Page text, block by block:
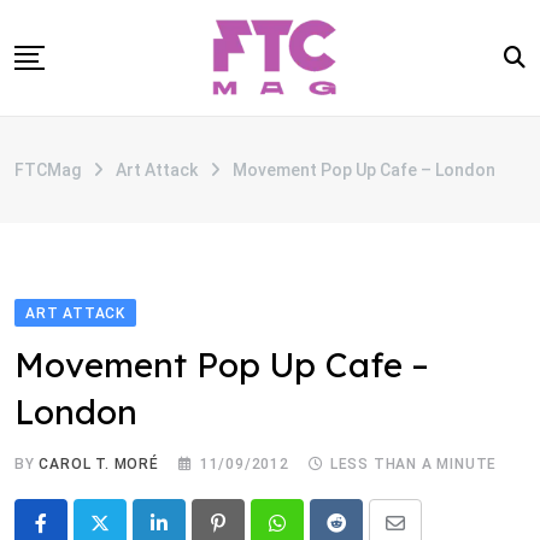
to
CATEGORIAS
FTCMag Art Attack Movement Pop Up Cafe – London
ART ATTACK
Movement Pop Up Cafe –
London
BYCAROL T. MORÉ 11/09/2012 LESS THAN A MINUTE